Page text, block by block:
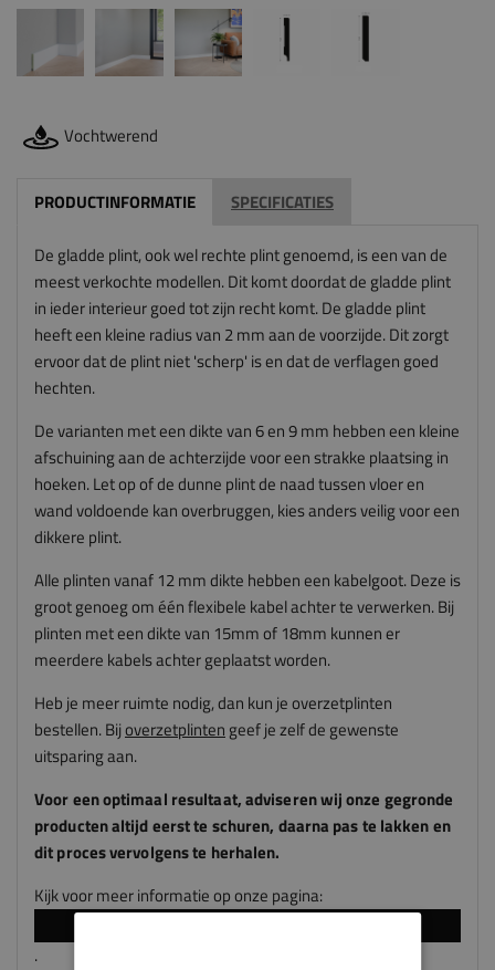
Vochtwerend
PRODUCTINFORMATIE SPECIFICATIES
De gladde plint, ook wel rechte plint genoemd, is een van de
meest verkochte modellen. Dit komt doordat de gladde plint
in ieder interieur goed tot zijn recht komt. De gladde plint
heeft een kleine radius van 2 mm aan de voorzijde. Dit zorgt
ervoor dat de plint niet 'scherp' is en dat de verflagen goed
hechten.
De varianten met een dikte van 6 en 9 mm hebben een kleine
afschuining aan de achterzijde voor een strakke plaatsing in
hoeken. Let op of de dunne plint de naad tussen vloer en
wand voldoende kan overbruggen, kies anders veilig voor een
dikkere plint.
Alle plinten vanaf 12 mm dikte hebben een kabelgoot. Deze is
groot genoeg om één flexibele kabel achter te verwerken. Bij
plinten met een dikte van 15mm of 18mm kunnen er
meerdere kabels achter geplaatst worden.
Heb je meer ruimte nodig, dan kun je overzetplinten
bestellen. Bijoverzetplinten geef je zelf de gewenste
uitsparing aan.
Voor een optimaal resultaat, adviserenwijonze gegronde
producten altijd eerst te schuren, daarna pas te lakken en
dit proces vervolgens te herhalen.
Kijk voor meer informatie op onze pagina:
.